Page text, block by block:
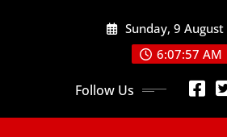
Sunday, 9
6:07:58 AM
Follow Us